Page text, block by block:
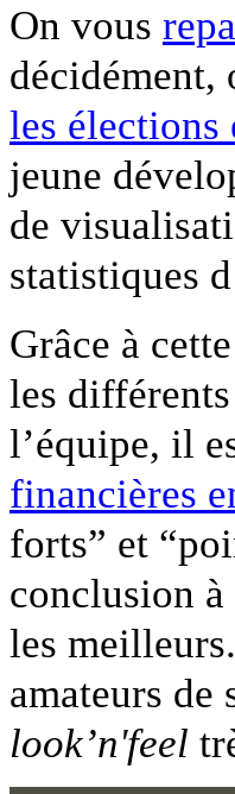
On vous
décidément,
les élections
jeune
de
statistiques
Grâce à
les
l’équipe, il
financières
forts” et
conclusion à
les
amateurs de
look’n'feel